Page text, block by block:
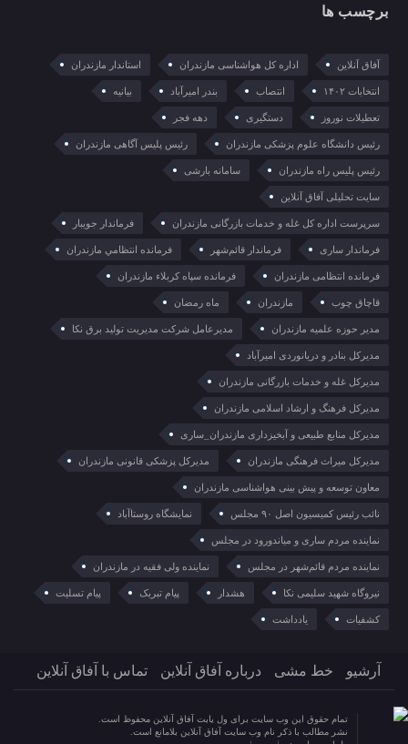
برچسب ها
آفاق آنلاین اداره کل هواشناسی مازندران استاندار مازندران
انتخابات ۱۴۰۲ انتصاب بندر امیرآباد بیانیه
تعطیلات نوروز دستگیری دهه فجر
رئیس دانشگاه علوم پزشکی مازندران رئیس پلیس آگاهی مازندران
رئیس پلیس راه مازندران سامانه بارشی
سایت تحلیلی آفاق آنلاین
سرپرست اداره کل غله و خدمات بازرگانی مازندران فرماندار جویبار
فرماندار ساری فرماندار قائم‌شهر فرمانده انتظامي مازندران
فرمانده انتظامی مازندران فرمانده سپاه کربلاء مازندران
قاچاق چوب مازندران ماه رمضان
مدیر حوزه علمیه مازندران مدیرعامل شرکت مدیریت تولید برق نکا
مدیرکل بنادر و دریانوردی امیرآباد
مدیرکل غله و خدمات بازرگانی مازندران
مدیرکل فرهنگ و ارشاد اسلامی مازندران
مدیرکل منابع طبیعی و آبخیزداری مازندران_ساری
مدیرکل میراث فرهنگی مازندران مدیرکل پزشکی قانونی مازندران
معاون توسعه و پیش بینی هواشناسی مازندران
نائب رئیس کمیسیون اصل ۹۰ مجلس نمایشگاه روستا‌آباد
نماینده مردم ساری و میاندورود در مجلس
نماینده مردم قائم‌شهر در مجلس نماینده ولی فقیه در مازندران
نیروگاه شهید سلیمی نکا هشدار پیام تبریک پیام تسلیت
کشفیات یادداشت
آرشیو خط مشی درباره آفاق آنلاین تماس با آفاق آنلاین
تمام حقوق این وب سایت برای ول یابت آفاق آنلاین محفوظ است.
نشر مطالب با ذکر نام وب سایت آفاق آنلاین بلامانع است.